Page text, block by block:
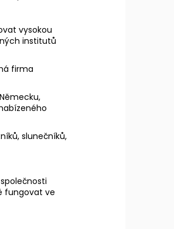
vysokou
institutů
firma
slunečníků,
fungovat ve